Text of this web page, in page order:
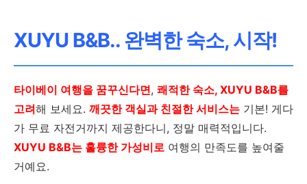
XUYU B&B.. 완벽한 숙소, 시작!
타이베이 여행을 꿈꾸신다면, 쾌적한 숙소, XUYU B&B를
고려해 보세요. 깨끗한 객실과 친절한 서비스는 기본! 게다
가 무료 자전거까지 제공한다니, 정말 매력적입니다.
XUYU B&B는 훌륭한 가성비로 여행의 만족도를 높여줄
거예요.